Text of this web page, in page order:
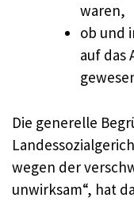
waren,
ob und
auf das
Die generelle
wegen der
unwirksam“, hat